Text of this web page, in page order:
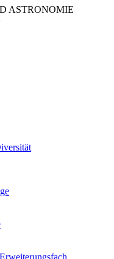
ASTRONOMIE